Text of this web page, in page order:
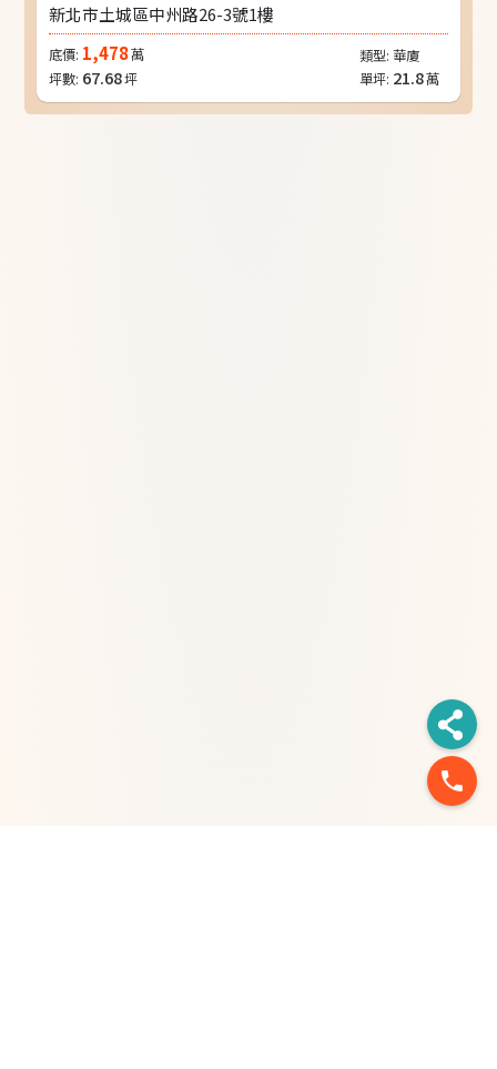
新北市土城區中州路26-3號1樓
底價: 1,478萬 類型: 華廈
坪數: 67.68坪 單坪: 21.8萬
phone